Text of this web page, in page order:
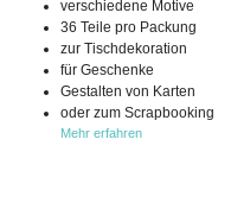
verschiedene Motive
36 Teile pro Packung
zur Tischdekoration
für Geschenke
Gestalten von Karten
oder zum Scrapbooking
Mehr erfahren